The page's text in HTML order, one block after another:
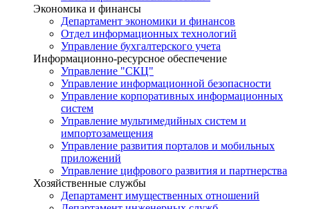
Экономика и финансы
Департамент экономики и финансов
Отдел информационных технологий
Управление бухгалтерского учета
Информационно-ресурсное обеспечение
Управление "СКЦ"
Управление информационной безопасности
Управление корпоративных информационных
систем
Управление мультимедийных систем и
импортозамещения
Управление развития порталов и мобильных
приложений
Управление цифрового развития и партнерства
Хозяйственные службы
Департамент имущественных отношений